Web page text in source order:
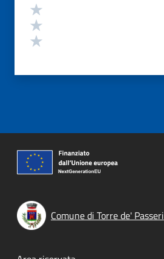
Comune di Torre de' Passeri